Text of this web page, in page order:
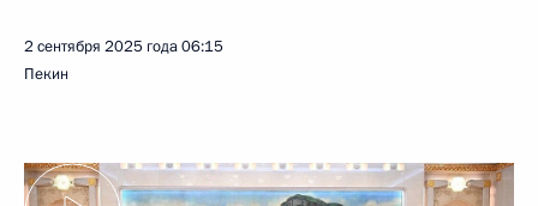
2 сентября 2025 года06:15
Пекин